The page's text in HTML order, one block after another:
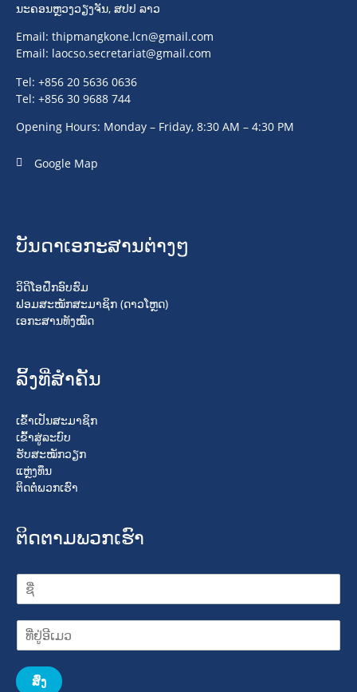
ນະຄອນຫຼວງວຽງຈັນ, ສປປ ລາວ
Email: thipmangkone.lcn@gmail.com
Email: laocso.secretariat@gmail.com
Tel: +856 20 5636 0636
Tel: +856 30 9688 744
Opening Hours: Monday – Friday, 8:30 AM – 4:30 PM
Google Map
ບັນດາເອກະສານຕ່າງໆ
ວິດິໂອຝຶກອົບຮົມ
ຟອມສະໝັກສະມາຊິກ (ດາວໂຫຼດ)
ເອກະສານທັງໝົດ
ລິ້ງທີ່ສໍາຄັນ
ເຂົ້າເປັນສະມາຊິກ
ເຂົ້າສູ່ລະບົບ
ຮັບສະໝັກວຽກ
ແຫຼ່ງທຶນ
ຕິດຕໍ່ພວກເຮົາ
ຕິດຕາມພວກເຮົາ
ສົ່ງ